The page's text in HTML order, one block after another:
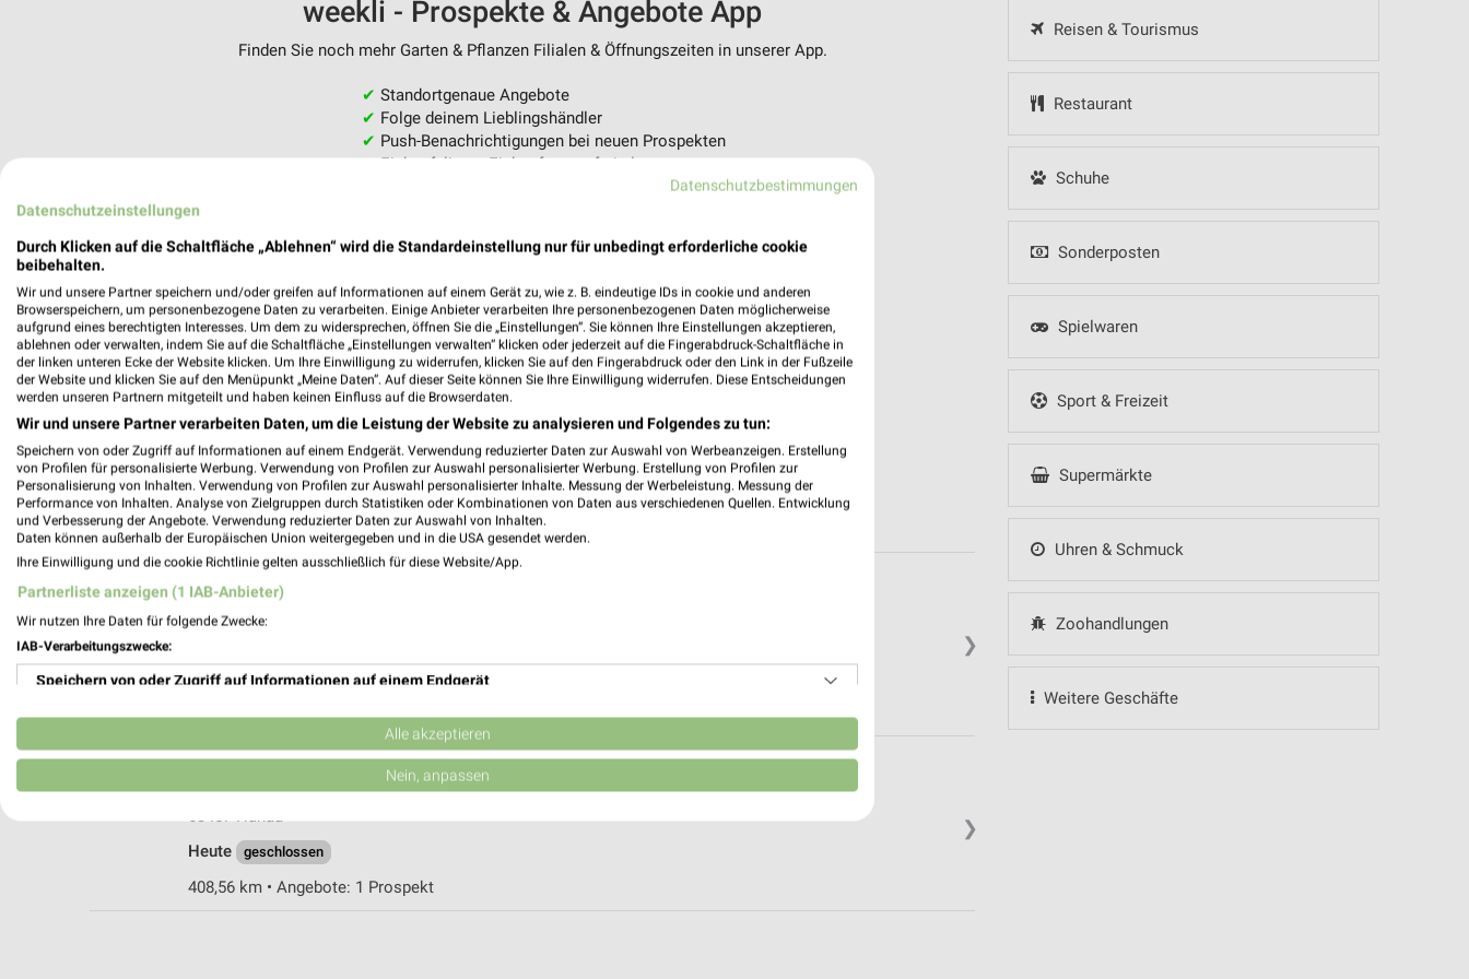
Reisen & Tourismus
Restaurant
Schuhe
Sonderposten
Spielwaren
Sport & Freizeit
Supermärkte
Uhren & Schmuck
Zoohandlungen
Weitere Geschäfte
weekli - Prospekte & Angebote App
Finden Sie noch mehr Garten & Pflanzen Filialen & Öffnungszeiten in unserer App.
✔ Standortgenaue Angebote
✔ Folge deinem Lieblingshändler
✔ Push-Benachrichtigungen bei neuen Prospekten
✔Einkaufsliste - Einkauf stressfrei planen
❯
Blumen Risse Hanau
63457 Hanau
Heute geschlossen
❯
Brueningstr. 6
63457 Hanau
Heute
geschlossen
408,56 km • Angebote: 1 Prospekt
Datenschutzbestimmungen
Datenschutzeinstellungen
Durch Klicken auf die Schaltfläche „Ablehnen“ wird die Standardeinstellung nur für unbedingt erforderliche cookie
beibehalten.
Wir und unsere Partner speichern und/oder greifen auf Informationen auf einem Gerät zu, wie z. B. eindeutige IDs in cookie und anderen
Browserspeichern, um personenbezogene Daten zu verarbeiten. Einige Anbieter verarbeiten Ihre personenbezogenen Daten möglicherweise
aufgrund eines berechtigten Interesses. Um dem zu widersprechen, öffnen Sie die „Einstellungen“. Sie können Ihre Einstellungen akzeptieren,
ablehnen oder verwalten, indem Sie auf die Schaltfläche „Einstellungen verwalten“ klicken oder jederzeit auf die Fingerabdruck-Schaltfläche in
der linken unteren Ecke der Website klicken. Um Ihre Einwilligung zu widerrufen, klicken Sie auf den Fingerabdruck oder den Link in der Fußzeile
der Website und klicken Sie auf den Menüpunkt „Meine Daten“. Auf dieser Seite können Sie Ihre Einwilligung widerrufen. Diese Entscheidungen
werden unseren Partnern mitgeteilt und haben keinen Einfluss auf die Browserdaten.
Wir und unsere Partner verarbeiten Daten, um die Leistung der Website zu analysieren und Folgendes zu tun:
Speichern von oder Zugriff auf Informationen auf einem Endgerät. Verwendung reduzierter Daten zur Auswahl von Werbeanzeigen. Erstellung
von Profilen für personalisierte Werbung. Verwendung von Profilen zur Auswahl personalisierter Werbung. Erstellung von Profilen zur
Personalisierung von Inhalten. Verwendung von Profilen zur Auswahl personalisierter Inhalte. Messung der Werbeleistung. Messung der
Performance von Inhalten. Analyse von Zielgruppen durch Statistiken oder Kombinationen von Daten aus verschiedenen Quellen. Entwicklung
und Verbesserung der Angebote. Verwendung reduzierter Daten zur Auswahl von Inhalten.
Daten können außerhalb der Europäischen Union weitergegeben und in die USA gesendet werden.
Ihre Einwilligung und die cookie Richtlinie gelten ausschließlich für diese Website/App.
Partnerliste anzeigen (1 IAB-Anbieter)
Wir nutzen Ihre Daten für folgende Zwecke:
IAB-Verarbeitungszwecke:
Speichern von oder Zugriff auf Informationen auf einem Endgerät
Verwendung reduzierter Daten zur Auswahl von Werbeanzeigen
Erstellung von Profilen für personalisierte Werbung
Erstellung von Profilen zur Personalisierung von Inhalten
Alle akzeptieren
Nein, anpassen